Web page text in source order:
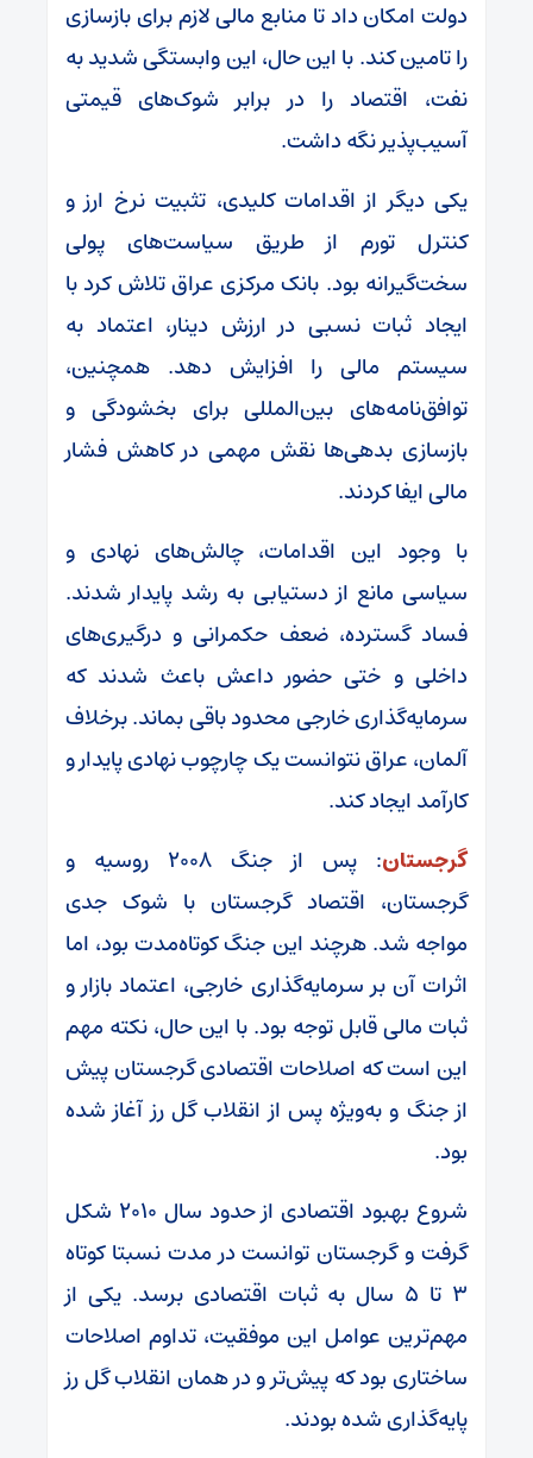
دولت امکان داد تا منابع مالی لازم برای بازسازی
را تامین کند. با این حال، این وابستگی شدید به
نفت، اقتصاد را در برابر شوک‌های قیمتی
آسیب‌پذیر نگه داشت.
یکی دیگر از اقدامات کلیدی، تثبیت نرخ ارز و
کنترل تورم از طریق سیاست‌های پولی
سخت‌گیرانه بود. بانک مرکزی عراق تلاش کرد با
ایجاد ثبات نسبی در ارزش دینار، اعتماد به
سیستم مالی را افزایش دهد. همچنین،
توافق‌نامه‌های بین‌المللی برای بخشودگی و
بازسازی بدهی‌ها نقش مهمی در کاهش فشار
مالی ایفا کردند.
با وجود این اقدامات، چالش‌های نهادی و
سیاسی مانع از دستیابی به رشد پایدار شدند.
فساد گسترده، ضعف حکمرانی و درگیری‌های
داخلی و ختی حضور داعش باعث شدند که
سرمایه‌گذاری خارجی محدود باقی بماند. برخلاف
آلمان، عراق نتوانست یک چارچوب نهادی پایدار و
کارآمد ایجاد کند.
گرجستان
: پس از جنگ ۲۰۰۸ روسیه و
گرجستان، اقتصاد گرجستان با شوک جدی
مواجه شد. هرچند این جنگ کوتاه‌مدت بود، اما
اثرات آن بر سرمایه‌گذاری خارجی، اعتماد بازار و
ثبات مالی قابل توجه بود. با این حال، نکته مهم
این است که اصلاحات اقتصادی گرجستان پیش
از جنگ و به‌ویژه پس از انقلاب گل رز آغاز شده
بود.
شروع بهبود اقتصادی از حدود سال ۲۰۱۰ شکل
گرفت و گرجستان توانست در مدت نسبتا کوتاه
۳ تا ۵ سال به ثبات اقتصادی برسد. یکی از
مهم‌ترین عوامل این موفقیت، تداوم اصلاحات
ساختاری بود که پیش‌تر و در همان انقلاب گل رز
پایه‌گذاری شده بودند.